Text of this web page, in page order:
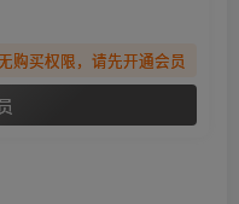
购买权限，请先开通会员